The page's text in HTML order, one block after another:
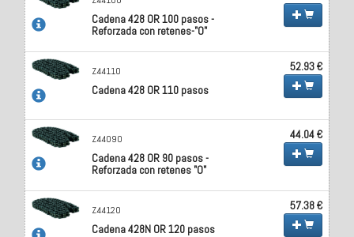
Cadena 428 OR 100 pasos -
Reforzada con retenes-"O"
Z44110
Cadena 428 OR 110 pasos
52.93 €
Z44090
Cadena 428 OR 90 pasos -
Reforzada con retenes "O"
44.04 €
Z44120
Cadena 428N OR 120 pasos
57.38 €